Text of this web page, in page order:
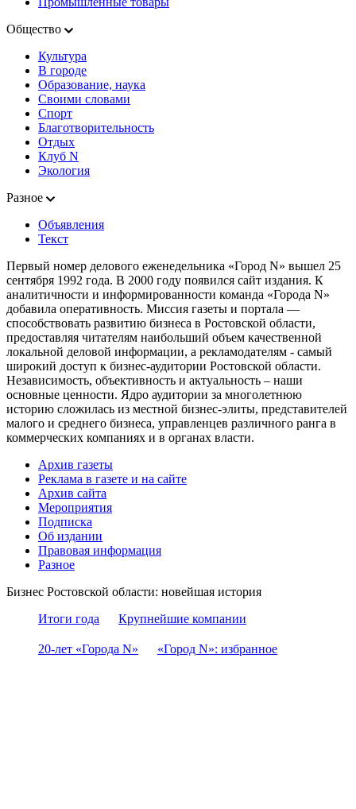
Общество
Культура
В городе
Образование, наука
Своими словами
Спорт
Благотворительность
Отдых
Клуб N
Экология
Разное
Объявления
Текст
Первый номер делового еженедельника «Город N» вышел 25
сентября 1992 года. В 2000 году появился сайт издания. К
аналитичности и информированности команда «Города N»
добавила оперативность. Миссия газеты и портала —
способствовать развитию бизнеса в Ростовской области,
предоставляя читателям наибольший объем качественной
локальной деловой информации, а рекламодателям - самый
широкий доступ к бизнес-аудитории Ростовской области.
Независимость, объективность и актуальность – наши
основные ценности. Ядро аудитории за многолетнюю
историю сложилась из местной бизнес-элиты, представителей
малого и среднего бизнеса, управленцев различного ранга в
коммерческих компаниях и в органах власти.
Архив газеты
Реклама в газете и на сайте
Архив сайта
Мероприятия
Подписка
Об издании
Правовая информация
Разное
Бизнес Ростовской области: новейшая история
Итоги года
Крупнейшие компании
20-лет «Города N» «Город N»: избранное